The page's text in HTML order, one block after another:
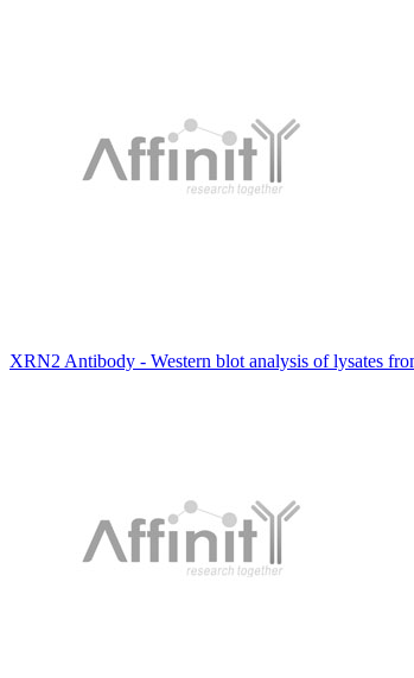
XRN2 Antibody - Western blot analysis of lysates